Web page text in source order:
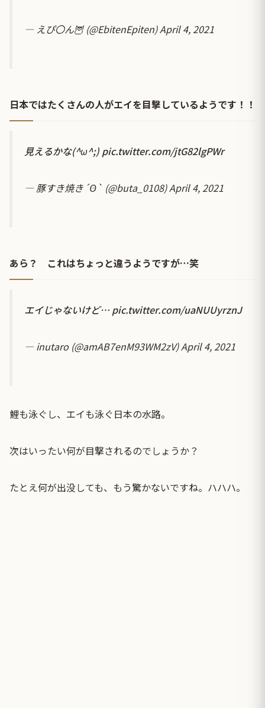
— えぴ〇ん🦉 (@EbitenEpiten)April 4, 2021
日本ではたくさんの人がエイを目撃しているようです！！
見えるかな(^ω^;) pic.twitter.com/jtG82lgPWr
— 豚すき焼き´Ꙫ` (@buta_0108)April 4, 2021
あら？ これはちょっと違うようですが…笑
エイじゃないけど… pic.twitter.com/uaNUUyrznJ
— inutaro (@amAB7enM93WM2zV)April 4, 2021
鯉も泳ぐし、エイも泳ぐ日本の水路。
次はいったい何が目撃されるのでしょうか？
たとえ何が出没しても、もう驚かないですね。ハハハ。